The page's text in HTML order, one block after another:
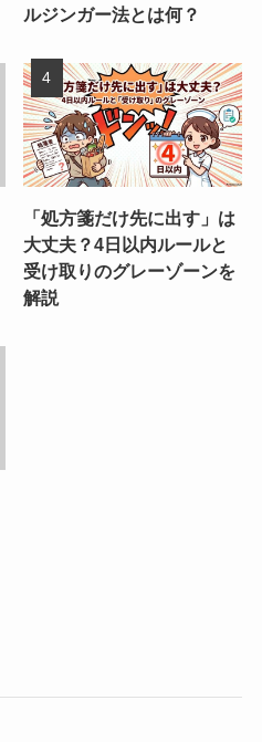
ルジンガー法とは何？
「処方箋だけ先に出す」は
大丈夫？4日以内ルールと
受け取りのグレーゾーンを
解説